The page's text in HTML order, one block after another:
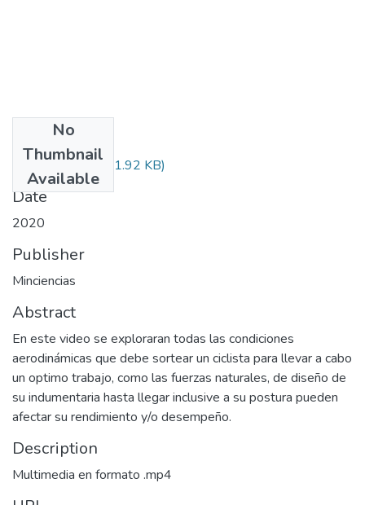
No
Thumbnail
Available
Audiovisual.pdf(31.92 KB)
Date
2020
Publisher
Minciencias
Abstract
En este video se exploraran todas las condiciones
aerodinámicas que debe sortear un ciclista para llevar a cabo
un optimo trabajo, como las fuerzas naturales, de diseño de
su indumentaria hasta llegar inclusive a su postura pueden
afectar su rendimiento y/o desempeño.
Description
Multimedia en formato .mp4